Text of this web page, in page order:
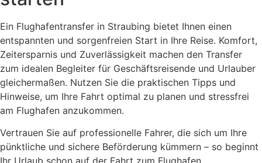
Ein Flughafentransfer in Straubing bietet Ihnen einen
entspannten und sorgenfreien Start in Ihre Reise. Komfort,
Zeitersparnis und Zuverlässigkeit machen den Transfer
zum idealen Begleiter für Geschäftsreisende und Urlauber
gleichermaßen. Nutzen Sie die praktischen Tipps und
Hinweise, um Ihre Fahrt optimal zu planen und stressfrei
am Flughafen anzukommen.
Vertrauen Sie auf professionelle Fahrer, die sich um Ihre
pünktliche und sichere Beförderung kümmern – so beginnt